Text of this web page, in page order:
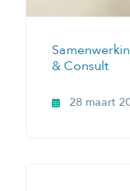
& Consult
28 maart